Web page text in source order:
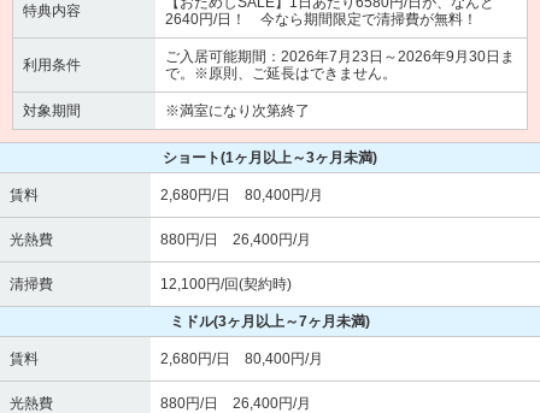
特典内容
2640円/日！ 今なら期間限定で清掃費が無料！
利用条件
ご入居可能期間：2026年7月23日～2026年9月30日ま
で。※原則、ご延長はできません。
対象期間 ※満室になり次第終了
ショート(1ヶ月以上～3ヶ月未満)
賃料 2,680円/日 80,400円/月
光熱費 880円/日 26,400円/月
清掃費 12,100円/回(契約時)
ミドル(3ヶ月以上～7ヶ月未満)
賃料 2,680円/日 80,400円/月
光熱費 880円/日 26,400円/月